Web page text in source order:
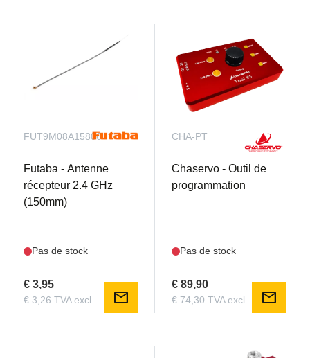
FUT9M08A15806
Futaba - Antenne
récepteur 2.4 GHz
(150mm)
Pas de stock
€ 3,95
€ 3,26 TVA excl. mail
CHA-PT
Chaservo - Outil de
programmation
Pas de stock
€ 89,90
€ 74,30 TVA excl. mail